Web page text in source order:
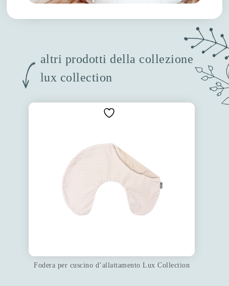
altri prodotti della collezione
lux collection
Fodera per cuscino d’allattamento Lux Collection